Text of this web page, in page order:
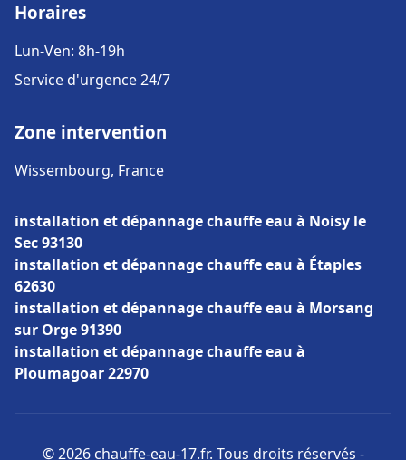
Horaires
Lun-Ven: 8h-19h
Service d'urgence 24/7
Zone intervention
Wissembourg, France
installation et dépannage chauffe eau à Noisy le
Sec 93130
installation et dépannage chauffe eau à Étaples
62630
installation et dépannage chauffe eau à Morsang
sur Orge 91390
installation et dépannage chauffe eau à
Ploumagoar 22970
© 2026 chauffe-eau-17.fr. Tous droits réservés -